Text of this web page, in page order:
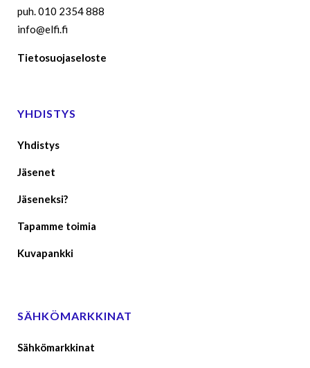
puh. 010 2354 888
info@elfi.fi
Tietosuojaseloste
YHDISTYS
Yhdistys
Jäsenet
Jäseneksi?
Tapamme toimia
Kuvapankki
SÄHKÖMARKKINAT
Sähkömarkkinat